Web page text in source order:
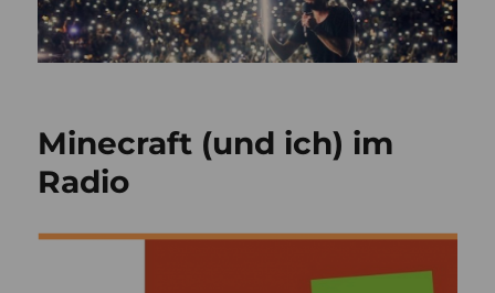
Minecraft (und ich) im
Radio